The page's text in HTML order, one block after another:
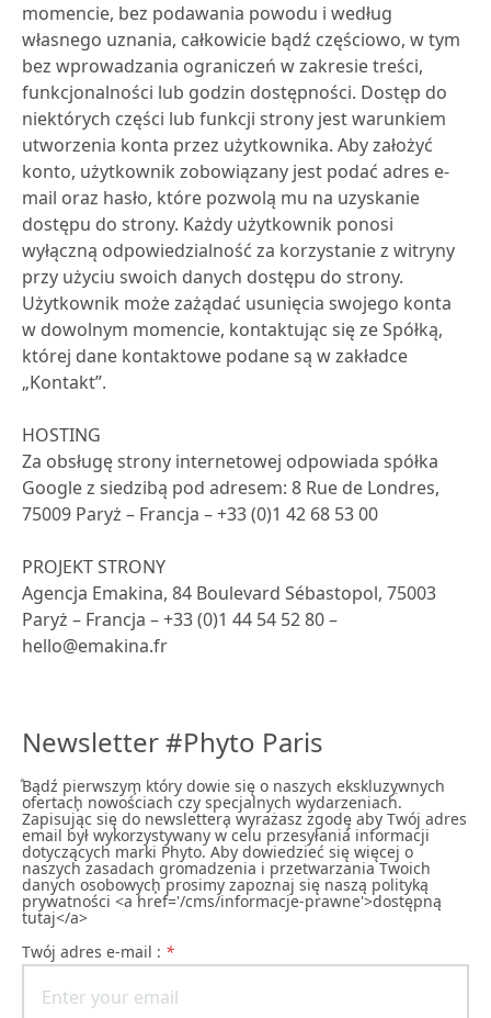
momencie, bez podawania powodu i według
własnego uznania, całkowicie bądź częściowo, w tym
bez wprowadzania ograniczeń w zakresie treści,
funkcjonalności lub godzin dostępności. Dostęp do
niektórych części lub funkcji strony jest warunkiem
utworzenia konta przez użytkownika. Aby założyć
konto, użytkownik zobowiązany jest podać adres e-
mail oraz hasło, które pozwolą mu na uzyskanie
dostępu do strony. Każdy użytkownik ponosi
wyłączną odpowiedzialność za korzystanie z witryny
przy użyciu swoich danych dostępu do strony.
Użytkownik może zażądać usunięcia swojego konta
w dowolnym momencie, kontaktując się ze Spółką,
której dane kontaktowe podane są w zakładce
„Kontakt”.
HOSTING
Za obsługę strony internetowej odpowiada spółka
Google z siedzibą pod adresem: 8 Rue de Londres,
75009 Paryż – Francja – +33 (0)1 42 68 53 00
PROJEKT STRONY
Agencja Emakina, 84 Boulevard Sébastopol, 75003
Paryż – Francja – +33 (0)1 44 54 52 80 –
hello@emakina.fr
Newsletter #Phyto Paris
ͣBądź pierwszym͕ który dowie się o naszych ekskluzywnych
ofertach͕ nowościach czy specjalnych wydarzeniach͘.
Zapisując się do newslettera͕ wyrażasz zgodę͕ aby Twój adres
email był wykorzystywany w celu przesyłania informacji
dotyczących marki Phyto. Aby dowiedzieć się więcej o
naszych zasadach gromadzenia i przetwarzania Twoich
danych osobowych͕ prosimy zapoznaj się naszą polityką
prywatności <a href='/cms/informacje-prawne'>dostępną
tutaj</a>
Twój adres e-mail : *